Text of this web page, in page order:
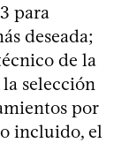
para
deseada;
de la
selección
por
incluido, el